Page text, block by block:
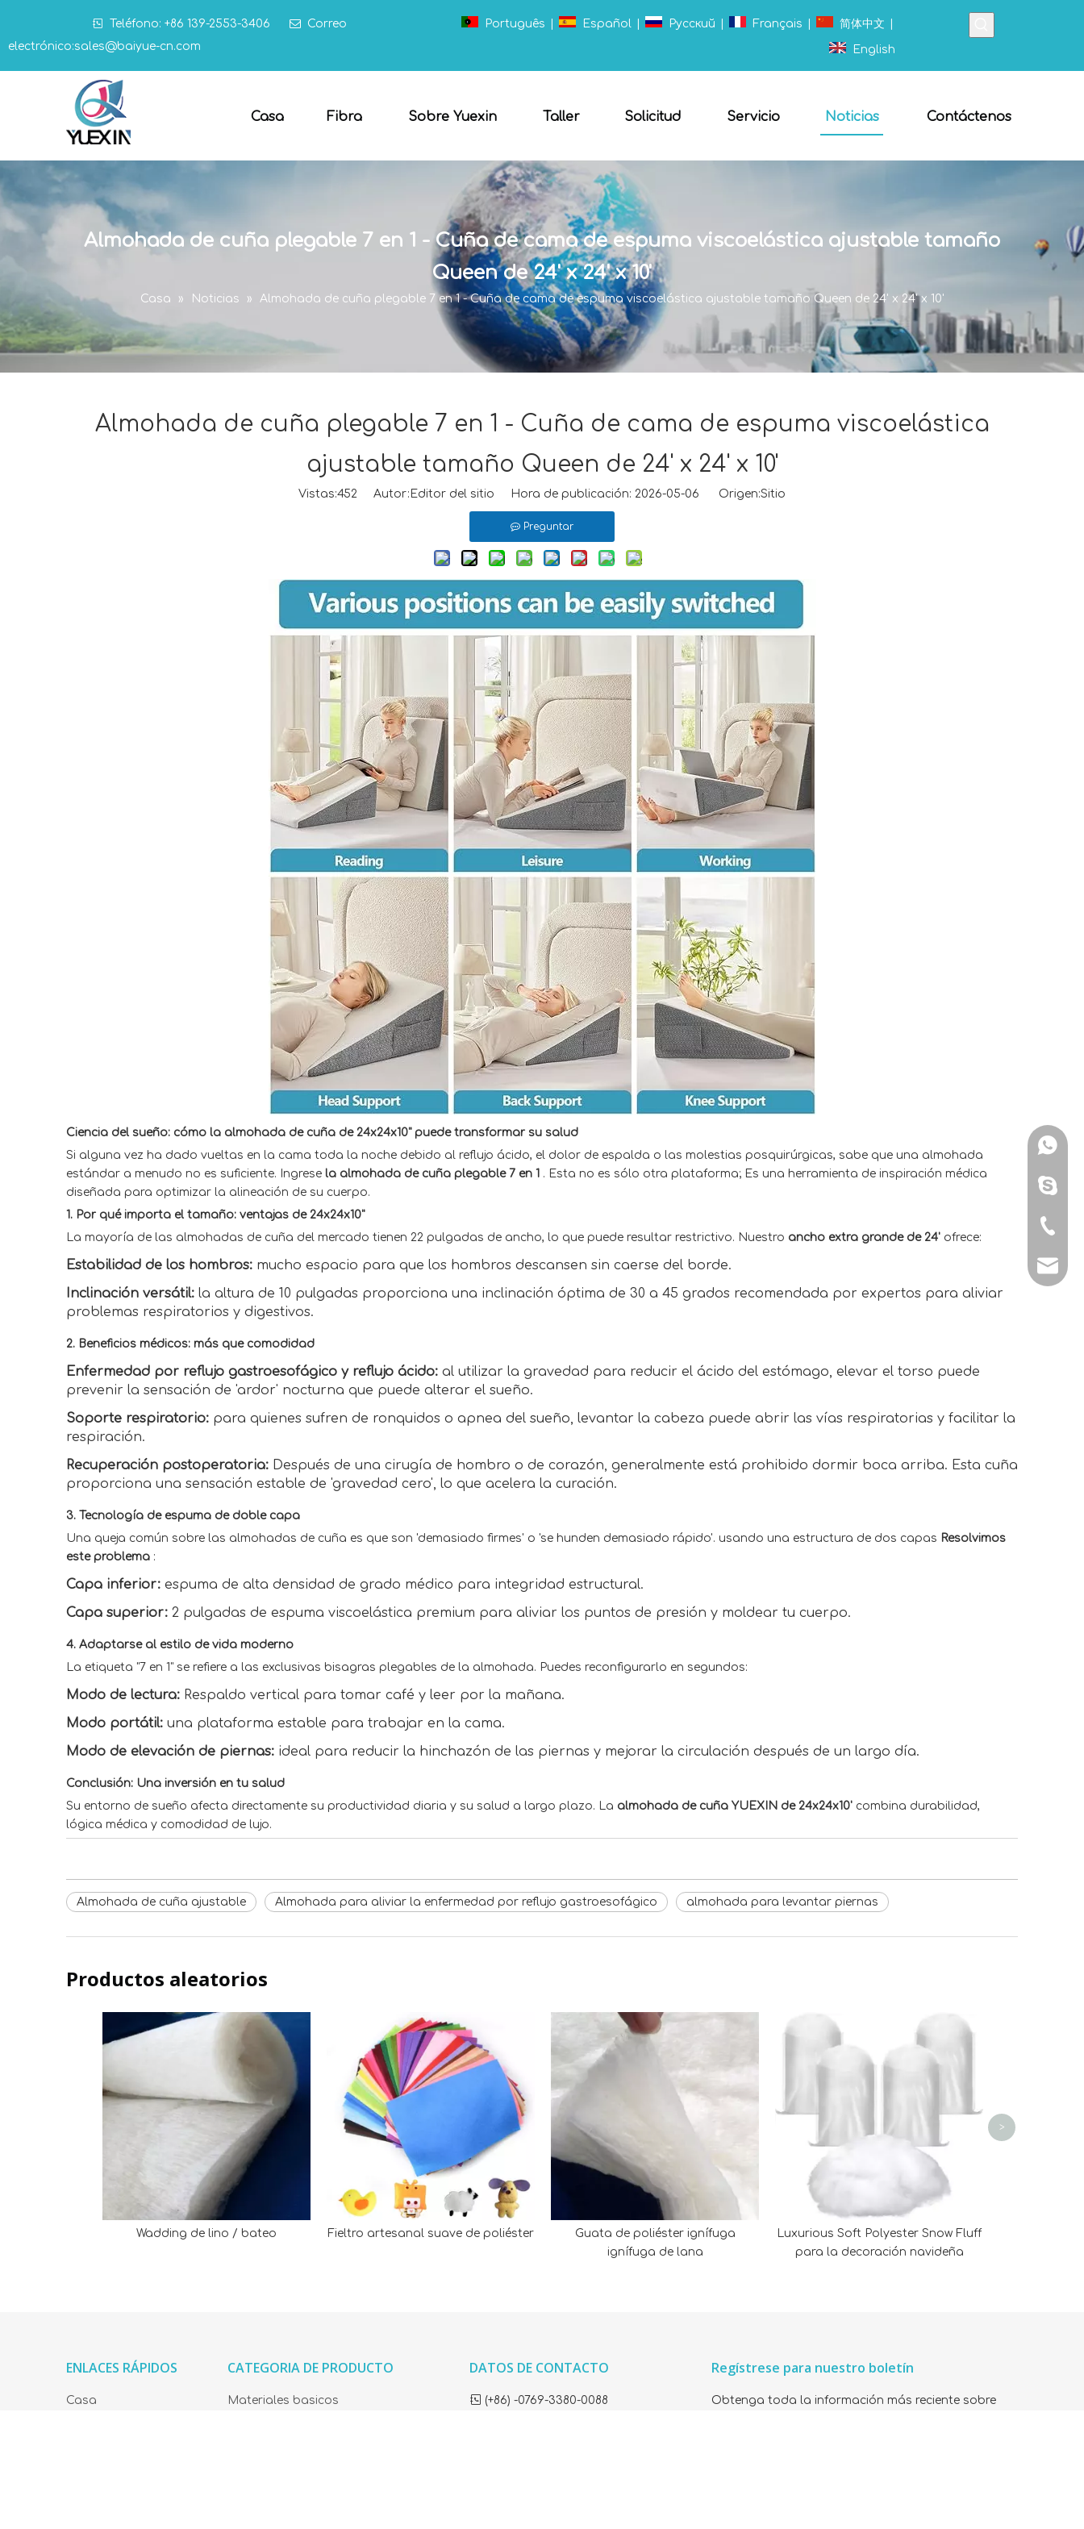
 Teléfono: +86 139-2553-3406  Correo
electrónico:sales@baiyue-cn.com
Português Español Pусский Français 简体中文
English
Casa Fibra Sobre Yuexin Taller Solicitud Servicio Noticias Contáctenos
Almohada de cuña plegable 7 en 1 - Cuña de cama de espuma viscoelástica ajustable tamaño
Queen de 24' x 24' x 10'
Casa » Noticias » Almohada de cuña plegable 7 en 1 - Cuña de cama de espuma viscoelástica ajustable tamaño Queen de 24' x 24' x 10'
Almohada de cuña plegable 7 en 1 - Cuña de cama de espuma viscoelástica
ajustable tamaño Queen de 24' x 24' x 10'
Vistas:452 Autor:Editor del sitio Hora de publicación: 2026-05-06 Origen:Sitio
Preguntar
Ciencia del sueño: cómo la almohada de cuña de 24x24x10" puede transformar su salud
Si alguna vez ha dado vueltas en la cama toda la noche debido al reflujo ácido, el dolor de espalda o las molestias posquirúrgicas, sabe que una almohada
estándar a menudo no es suficiente. Ingrese la almohada de cuña plegable 7 en 1 . Esta no es sólo otra plataforma; Es una herramienta de inspiración médica
diseñada para optimizar la alineación de su cuerpo.
1. Por qué importa el tamaño: ventajas de 24x24x10"
La mayoría de las almohadas de cuña del mercado tienen 22 pulgadas de ancho, lo que puede resultar restrictivo. Nuestro ancho extra grande de 24' ofrece:
Estabilidad de los hombros: mucho espacio para que los hombros descansen sin caerse del borde.
Inclinación versátil: la altura de 10 pulgadas proporciona una inclinación óptima de 30 a 45 grados recomendada por expertos para aliviar
problemas respiratorios y digestivos.
2. Beneficios médicos: más que comodidad
Enfermedad por reflujo gastroesofágico y reflujo ácido: al utilizar la gravedad para reducir el ácido del estómago, elevar el torso puede
prevenir la sensación de 'ardor' nocturna que puede alterar el sueño.
Soporte respiratorio: para quienes sufren de ronquidos o apnea del sueño, levantar la cabeza puede abrir las vías respiratorias y facilitar la
respiración.
Recuperación postoperatoria: Después de una cirugía de hombro o de corazón, generalmente está prohibido dormir boca arriba. Esta cuña
proporciona una sensación estable de 'gravedad cero', lo que acelera la curación.
3. Tecnología de espuma de doble capa
Una queja común sobre las almohadas de cuña es que son 'demasiado firmes' o 'se hunden demasiado rápido'. usando una estructura de dos capas Resolvimos
este problema :
Capa inferior: espuma de alta densidad de grado médico para integridad estructural.
Capa superior: 2 pulgadas de espuma viscoelástica premium para aliviar los puntos de presión y moldear tu cuerpo.
4. Adaptarse al estilo de vida moderno
La etiqueta "7 en 1" se refiere a las exclusivas bisagras plegables de la almohada. Puedes reconfigurarlo en segundos:
Modo de lectura: Respaldo vertical para tomar café y leer por la mañana.
Modo portátil: una plataforma estable para trabajar en la cama.
Modo de elevación de piernas: ideal para reducir la hinchazón de las piernas y mejorar la circulación después de un largo día.
Conclusión: Una inversión en tu salud
Su entorno de sueño afecta directamente su productividad diaria y su salud a largo plazo. La almohada de cuña YUEXIN de 24x24x10' combina durabilidad,
lógica médica y comodidad de lujo.
Almohada de cuña ajustable Almohada para aliviar la enfermedad por reflujo gastroesofágico almohada para levantar piernas
Productos aleatorios
Wadding de lino / bateo Fieltro artesanal suave de poliéster
Guata de poliéster ignífuga
ignífuga de lana
Luxurious Soft Polyester Snow Fluff
para la decoración navideña
>
ENLACES RÁPIDOS
Casa
CATEGORIA DE PRODUCTO
Materiales basicos
DATOS DE CONTACTO
 (+86) -0769-3380-0088
Skype:
Tel: +
E-mail:
Regístrese para nuestro boletín
Obtenga toda la información más reciente sobre